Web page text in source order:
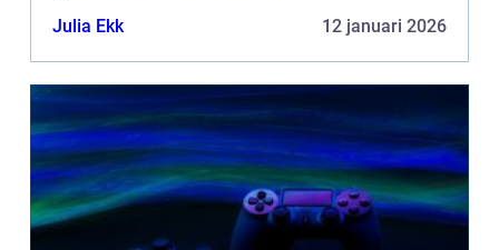
Julia Ekk 12 januari 2026